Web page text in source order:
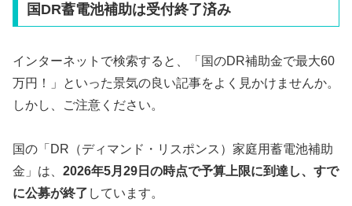
国DR蓄電池補助は受付終了済み
インターネットで検索すると、「国のDR補助金で最大60
万円！」といった景気の良い記事をよく見かけませんか。
しかし、ご注意ください。
国の「DR（ディマンド・リスポンス）家庭用蓄電池補助
金」は、 2026年5月29日の時点で予算上限に到達し、すで
に公募が終了 しています。